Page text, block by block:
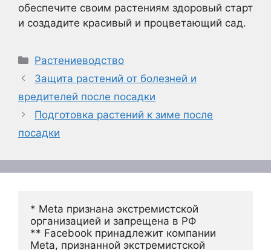
обеспечите своим растениям здоровый старт
и создадите красивый и процветающий сад.
Рубрики
Растениеводство
Защита растений от болезней и
вредителей после посадки
Подготовка растений к зиме после
посадки
* Meta признана экстремистской
организацией и запрещена в РФ
** Facebook принадлежит компании
Meta, признанной экстремистской